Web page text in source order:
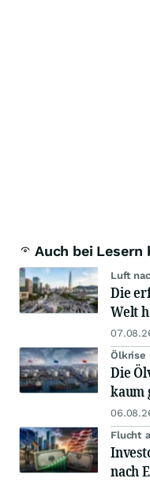
Auch bei Lesern
Luft
Die
Welt
Ölkrise
Die
kaum
Flucht
nach